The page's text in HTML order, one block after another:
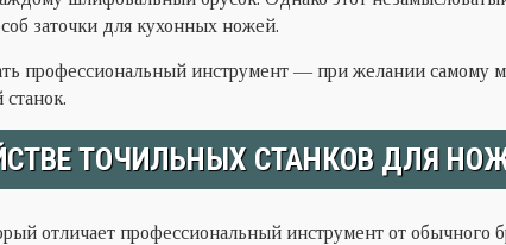
заточки для кухонных ножей.
профессиональный инструмент — при желании самому
ТОЧИЛЬНЫХ СТАНКОВ ДЛЯ
отличает профессиональный инструмент от обычного